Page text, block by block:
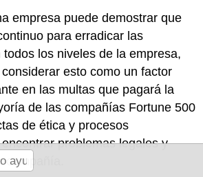
empresa puede demostrar que
para erradicar las
los niveles de la empresa,
esto como un factor
en las multas que pagará la
de las compañías Fortune 500
de ética y procesos
problemas legales y
compañía.